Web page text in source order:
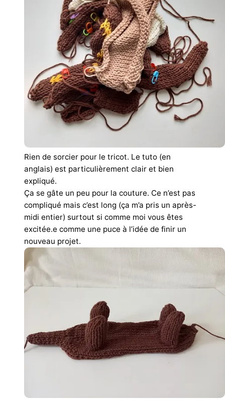
Rien de sorcier pour le tricot. Le tuto (en
anglais) est particulièrement clair et bien
expliqué.
Ça se gâte un peu pour la couture. Ce n’est pas
compliqué mais c’est long (ça m’a pris un après-
midi entier) surtout si comme moi vous êtes
excitée.e comme une puce à l’idée de finir un
nouveau projet.